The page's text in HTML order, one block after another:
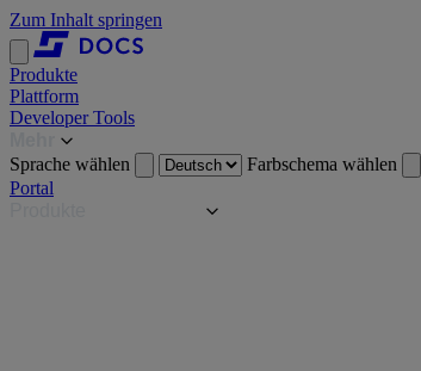
Zum Inhalt springen
Produkte
Plattform
Developer Tools
Sprache wählen
Farbschema wählen
Portal